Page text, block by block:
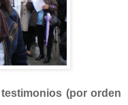
testimonios (por orden